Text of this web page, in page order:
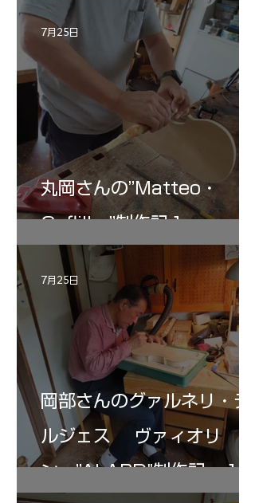
記 30
丸岡さんの”Matteo・
Gofliller”制作記１
7月25日
岡部さんのグァルネリ・デ
ルジェス ヴァィオリ
ン ”ALARD"制作記 １2
7月25日